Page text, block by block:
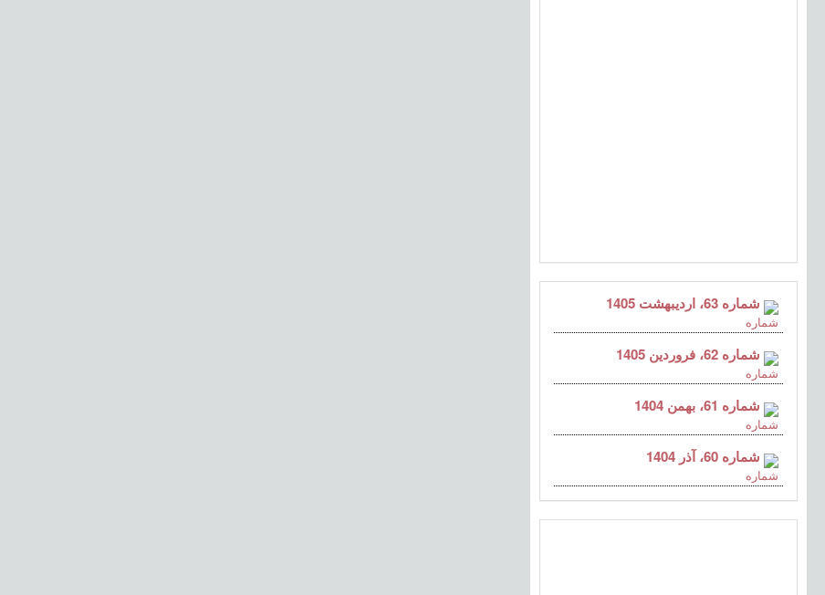
شماره 63، اردیبهشت 1405
شماره 62، فروردین 1405
شماره 61، بهمن 1404
شماره 60، آذر 1404